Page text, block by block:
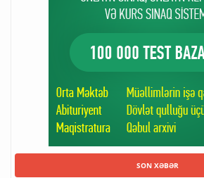
SON XƏBƏR